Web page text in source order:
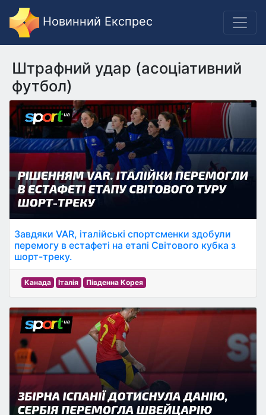
Новинний Експрес
Штрафний удар (асоціативний
футбол)
Завдяки VAR, італійські спортсменки здобули
перемогу в естафеті на етапі Світового кубка з
шорт-треку.
Канада Італія Південна Корея